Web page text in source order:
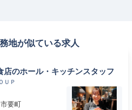
地が似ている求人
店のホール・キッチンスタッフ
ＵＰ
要町